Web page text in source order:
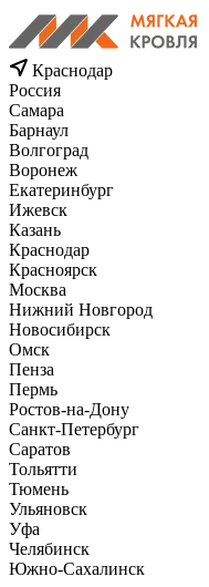
Краснодар
Россия
Самара
Барнаул
Волгоград
Воронеж
Екатеринбург
Ижевск
Казань
Краснодар
Красноярск
Москва
Нижний Новгород
Новосибирск
Омск
Пенза
Пермь
Ростов-на-Дону
Санкт-Петербург
Саратов
Тольятти
Тюмень
Ульяновск
Уфа
Челябинск
Южно-Сахалинск